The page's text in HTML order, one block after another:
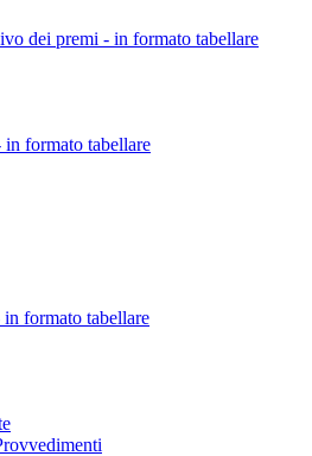
dei premi - in formato tabellare
formato tabellare
formato tabellare